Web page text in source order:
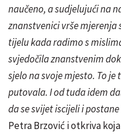
naučeno, a sudjelujući na
znanstvenici vrše mjerenja
tijelu kada radimo s
svjedočila znanstvenim
sjelo na svoje mjesto. To je
putovala. I od tuda idem
da se svijet iscijeli i
Petra Brzović i otkriva